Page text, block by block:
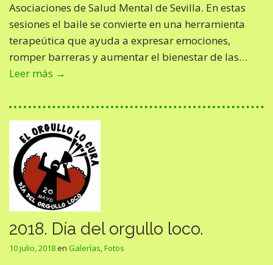
Asociaciones de Salud Mental de Sevilla. En estas
sesiones el baile se convierte en una herramienta
terapeútica que ayuda a expresar emociones,
romper barreras y aumentar el bienestar de las…
Leer más →
2018. Día del orgullo loco.
10 julio, 2018en Galerías,Fotos